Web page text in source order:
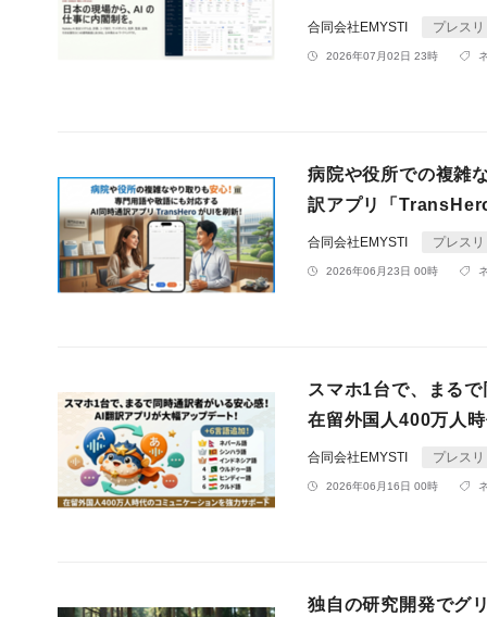
合同会社EMYSTI プレス
2026年07月02日 23時
病院や役所での複雑
訳アプリ「
合同会社EMYSTI プレス
2026年06月23日 00時
スマホ1台で、まる
在留外国人400万人
合同会社EMYSTI プレス
2026年06月16日 00時
独自の研究開発でグ